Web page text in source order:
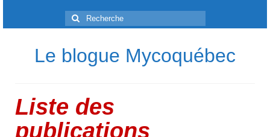
Rechercher
:
Le blogue Mycoquébec
Liste des
publications